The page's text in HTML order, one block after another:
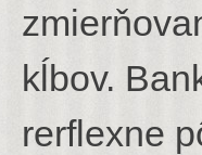
kĺbov.
rerflexne